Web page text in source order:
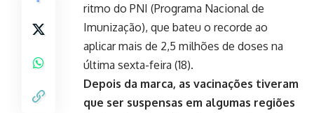
ritmo do PNI (Programa Nacional de
Imunização), que bateu o recorde ao
aplicar mais de 2,5 milhões de doses na
última sexta-feira (18).
Depois da marca, as vacinações tiveram
que ser suspensas em algumas regiões